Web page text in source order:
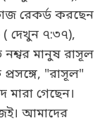
রেকর্ড করছেন
দেখুন ৭:৩৭),
নশ্বর মানুষ রাসূল
"রাসূল"
মারা গেছেন।
আমাদের